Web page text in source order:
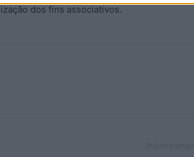
dos fins associativos.